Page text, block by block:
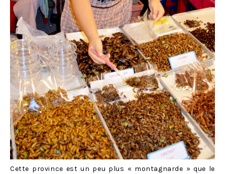
Cette province est un peu plus « montagnarde » que le